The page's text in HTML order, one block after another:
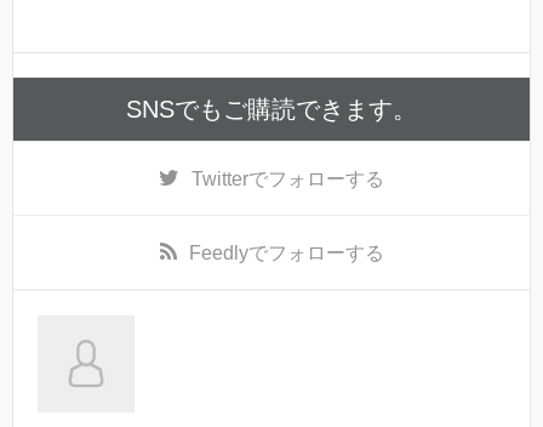
SNSでもご購読できます。
Twitterでフォローする
Feedlyでフォローする